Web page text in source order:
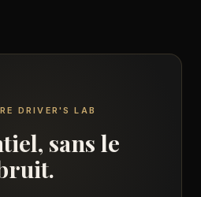
DRIVER'S LAB
sans le